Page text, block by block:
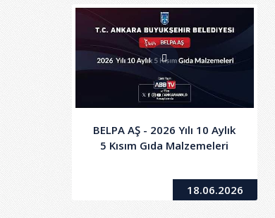
BELPA AŞ - 2026 Yılı 10 Aylık
5 Kısım Gıda Malzemeleri
18.06.2026